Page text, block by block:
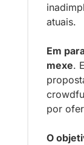
atuais.
Em
mexe.
por
O